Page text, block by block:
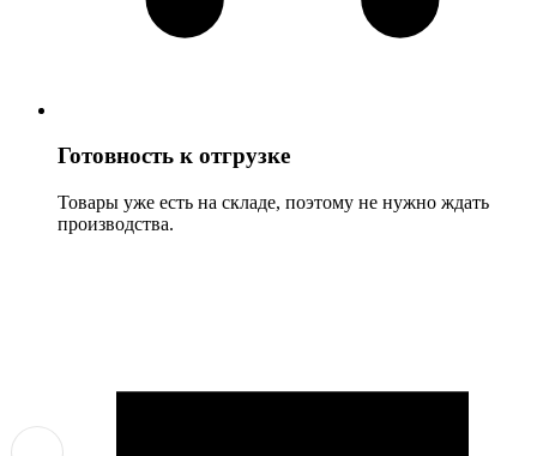
Готовность к отгрузке
Товары уже есть на складе, поэтому не нужно ждать
производства.